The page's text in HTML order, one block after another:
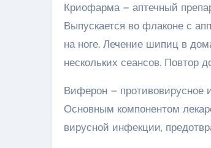
Криофарма – аптечный
Выпускается во флаконе с
на ноге. Лечение шипиц в
нескольких сеансов. Повтор
Виферон – противовирусное
Основным компонентом
вирусной инфекции,